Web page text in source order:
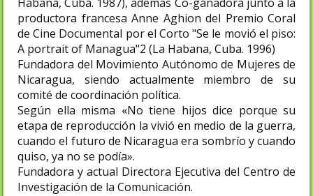
productora francesa Anne Aghion del Premio Coral
de Cine Documental por el Corto "Se le movió el piso:
A portrait of Managua"2 (La Habana, Cuba. 1996)
Fundadora del Movimiento Autónomo de Mujeres de
Nicaragua, siendo actualmente miembro de su
comité de coordinación política.
Según ella misma «No tiene hijos dice porque su
etapa de reproducción la vivió en medio de la guerra,
cuando el futuro de Nicaragua era sombrío y cuando
quiso, ya no se podía».
Fundadora y actual Directora Ejecutiva del Centro de
Investigación de la Comunicación.